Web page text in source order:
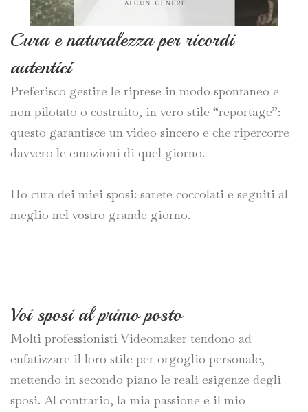
Cura e naturalezza per ricordi
autentici
Preferisco gestire le riprese in modo spontaneo e
non pilotato o costruito, in vero stile “reportage”:
questo garantisce un video sincero e che ripercorre
davvero le emozioni di quel giorno.
Ho cura dei miei sposi: sarete coccolati e seguiti al
meglio nel vostro grande giorno.
Voi sposi al primo posto
Molti professionisti Videomaker tendono ad
enfatizzare il loro stile per orgoglio personale,
mettendo in secondo piano le reali esigenze degli
sposi. Al contrario, la mia passione e il mio